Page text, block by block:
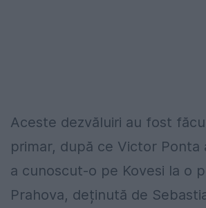
Aceste dezvăluiri au fost
primar, după ce Victor Ponta
a cunoscut-o pe Kovesi la o
Prahova, deținută de